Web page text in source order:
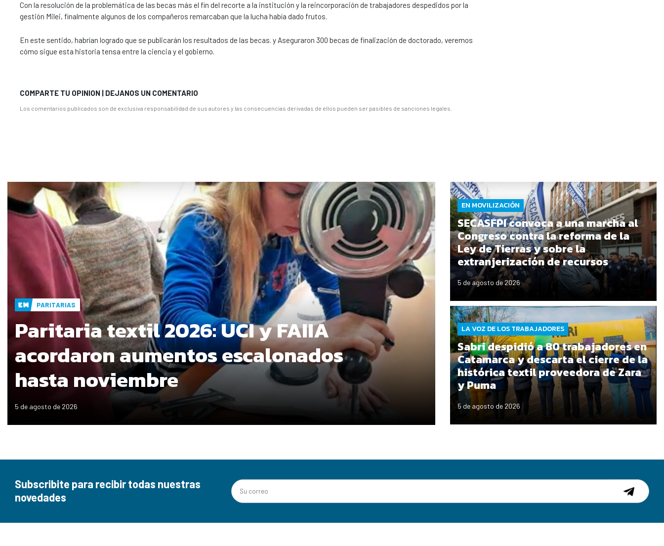
Con la resolución de la problemática de las becas más el fin del recorte a la institución y la reincorporación de trabajadores despedidos por la
gestión Milei, finalmente algunos de los compañeros remarcaban que la lucha había dado frutos.
En este sentido, habrían logrado que se publicarán los resultados de las becas. y Aseguraron 300 becas de finalización de doctorado, veremos
cómo sigue esta historia tensa entre la ciencia y el gobierno.
COMPARTE TU OPINION | DEJANOS UN COMENTARIO
Los comentarios publicados son de exclusiva responsabilidad de sus autores y las consecuencias derivadas de ellos pueden ser pasibles de sanciones legales.
PARITARIAS
Paritaria textil 2026: UCI y FAIIA
acordaron aumentos escalonados
hasta noviembre
5 de agosto de 2026
EN MOVILIZACIÓN
SECASFPI convoca a una marcha al
Congreso contra la reforma de la
Ley de Tierras y sobre la
extranjerización de recursos
5 de agosto de 2026
LA VOZ DE LOS TRABAJADORES
Sabri despidió a 80 trabajadores en
Catamarca y descarta el cierre de la
histórica textil proveedora de Zara
y Puma
5 de agosto de 2026
Subscribite para recibir todas nuestras
novedades